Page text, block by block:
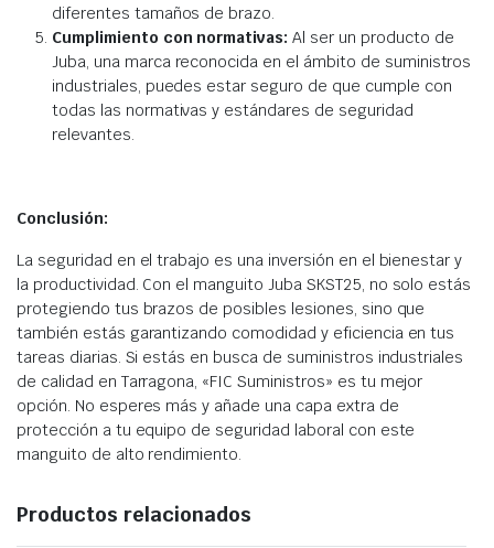
diferentes tamaños de brazo.
Cumplimiento con normativas: Al ser un producto de
Juba, una marca reconocida en el ámbito de suministros
industriales, puedes estar seguro de que cumple con
todas las normativas y estándares de seguridad
relevantes.
Conclusión:
La seguridad en el trabajo es una inversión en el bienestar y
la productividad. Con el manguito Juba SKST25, no solo estás
protegiendo tus brazos de posibles lesiones, sino que
también estás garantizando comodidad y eficiencia en tus
tareas diarias. Si estás en busca de suministros industriales
de calidad en Tarragona, «FIC Suministros» es tu mejor
opción. No esperes más y añade una capa extra de
protección a tu equipo de seguridad laboral con este
manguito de alto rendimiento.
Productos relacionados